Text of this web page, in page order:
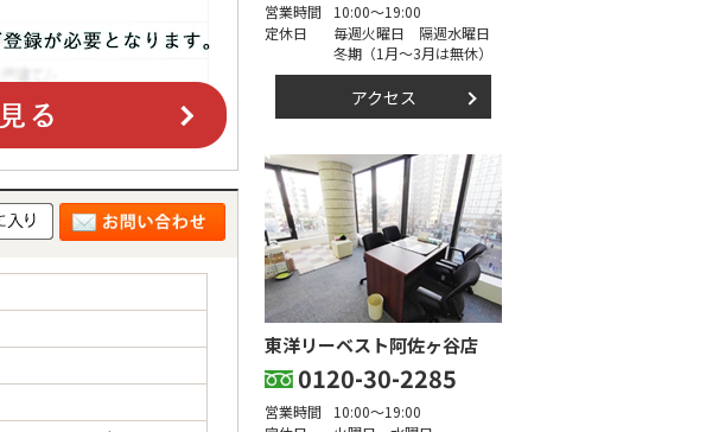
営業時間
10:00～19:00
定休日
毎週火曜日 隔週水曜日
冬期（1月～3月は無休）
アクセス
東洋リーベスト阿佐ヶ谷店
0120-30-2285
営業時間
10:00～19:00